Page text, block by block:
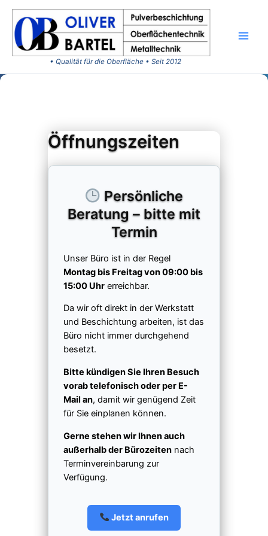
Inhalt
springen
Öffnungszeiten
Persönliche
Beratung – bitte mit
Termin
Unser Büro ist in der Regel
Montag bis Freitag von 09:00 bis
15:00 Uhr erreichbar.
Da wir oft direkt in der Werkstatt
und Beschichtung arbeiten, ist das
Büro nicht immer durchgehend
besetzt.
Bitte kündigen Sie Ihren Besuch
vorab telefonisch oder per E-
Mail an, damit wir genügend Zeit
für Sie einplanen können.
Gerne stehen wir Ihnen auch
außerhalb der Bürozeiten nach
Terminvereinbarung zur
Verfügung.
Jetzt anrufen